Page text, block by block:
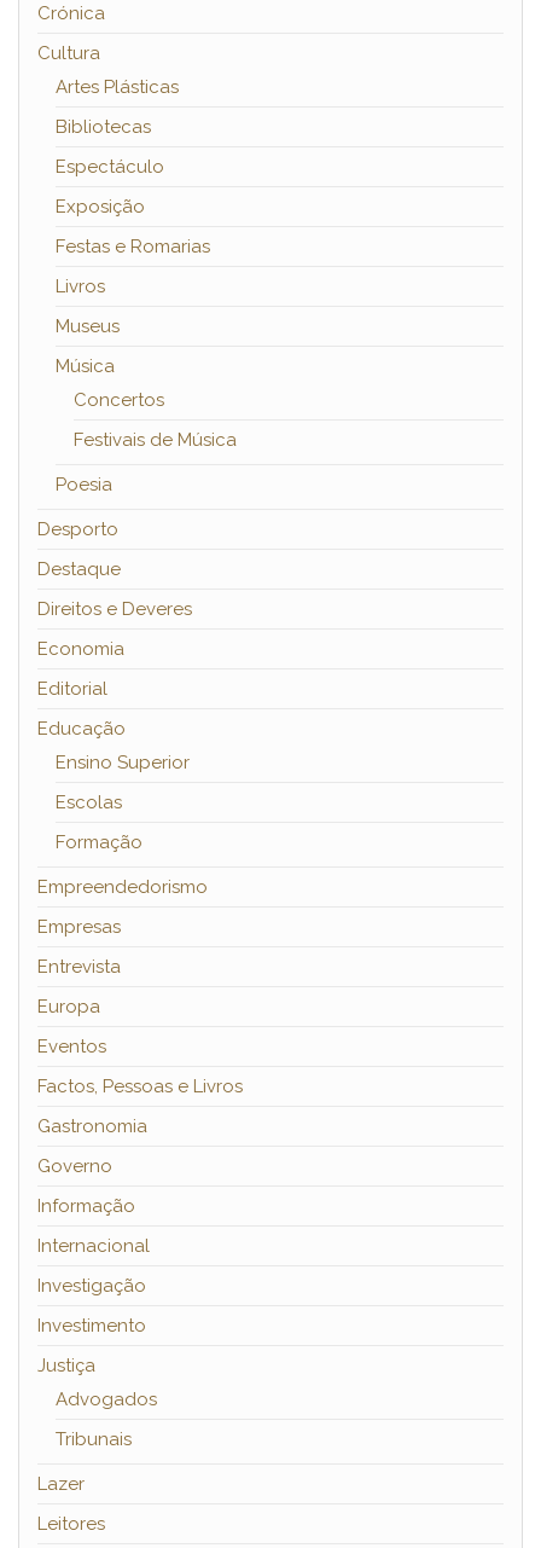
Crónica
Cultura
Artes Plásticas
Bibliotecas
Espectáculo
Exposição
Festas e Romarias
Livros
Museus
Música
Concertos
Festivais de Música
Poesia
Desporto
Destaque
Direitos e Deveres
Economia
Editorial
Educação
Ensino Superior
Escolas
Formação
Empreendedorismo
Empresas
Entrevista
Europa
Eventos
Factos, Pessoas e Livros
Gastronomia
Governo
Informação
Internacional
Investigação
Investimento
Justiça
Advogados
Tribunais
Lazer
Leitores